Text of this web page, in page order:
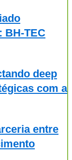
BH-TEC
deep
com a
entre